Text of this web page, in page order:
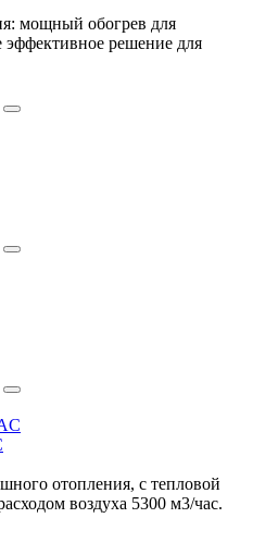
мощный обогрев для
решение для
отопления, с тепловой
воздуха 5300 м3/час.